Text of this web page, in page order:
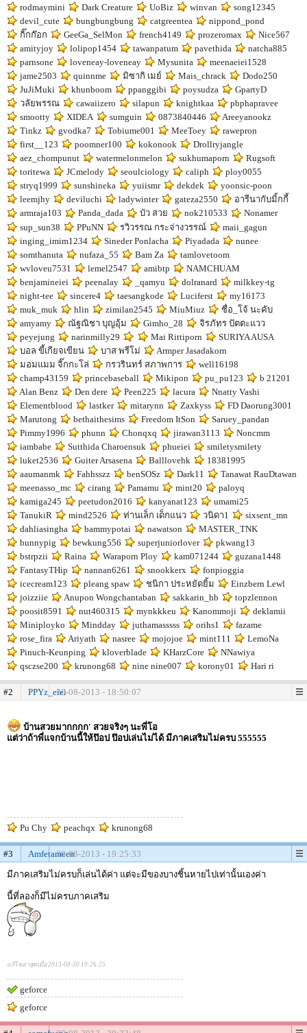
rodmaymini
Dark Creature UoBiz winvan
song12345
devil_cute
bungbungbung catgreentea
nippond_pond
กิ๊กก๊อก
GeeGa_SelMon french4149 prozeromax
Nice567
amityjoy
lolipop1454 tawanpatum pavethida
natcha885
parnsone
loveneay-loveneay Mysunita
meenaeiei1528
jame2503
quinnme มิซากิ เมย์ Mais_chrack
Dodo250
JuJiMuki
khunboom ppanggibi poysudza
GpartyD
วลัยพรรณ
cawaiizero silapun knightkaa
pbphapravee
smootty
XIDEA sumguin 0873840446
Areeyanookz
Tinkz
gvodka7 Tobiume001 MeeToey
rawepron
first__123
poomner100 kokonook
Drollryjangle
aez_chompunut
watermelonmelon sukhumaporn
Rugsoft
toritewa
JCmelody seoulciology caliph
ploy0055
stryq1999
sunshineka yuiismr dekdek
yoonsic-poon
leemjhy
deviluchi ladywinter gateza2550
อารีนากับมิ้กกี้
armraja103
Panda_dada บัว สวย nok210533
Nonamer
sup_sun38
PPuNN รวิวรรณ กระจ่างวรรณ์
maii_gagun
inging_imim1234
Sineder Ponlacha Piyadada
nunee
somthanuta
nufaza_55 Bam Za
tamlovetoom
wvloveu7531
lemel2547 amibtp
NAMCHUAM
benjamineiei
peenalay _qamyu dolranard
milkkey-tg
night-tee
sincere4 taesangkode Luciferst
my16173
muk_muk
hlin zimilan2545 MiuMiuz
ชื่อ_โจ้ นะคับ
amyamy
ณัฐณิชา บุญอุ้ม Gimho_28
จิรภัทร ปัตตะแวว
peyejung
narinmilly29 Mai Rittiporn
SURIYA AUSA
บอล ขี้เกียจเขียน
บาส พรีโม่
Armper Jasadakorn
มอมแมม จิ๊กกะโล่
กรวรินทร์ สภาพการ
well16198
champ43159
princebaseball Mikipon pu_pu123
b 21201
Alan Benz
Den dere Peen225 lacura
Nnatty Vashi
Elementblood
lastker mitarynn Zaxkyss
FD Daorung3001
Marutong
bethaithesims Freedom ItSon
Saruey_pandan
Pimmy1996
phunn Chonqxq jirawan3113
Noncmm
iambabe
Sutthida Charoensuk phueiei
smiletysmilety
luket2536
Guiter Arsasena Balllovehk
18381995
aaumanmk
Fahhsszz benSOSz Dark11
Tanawat RauDtawan
meenasso_mc
cirang Pamamu mint20
paloyq
kamiga245
peetudon2016 kanyanat123
umami25
TanukiR
mind2526 ท่านเล็ก เด็กแนว วนิดา1
sixsent_mn
dahliasingha
bammypotai nawatson
MASTER_TNK
bunnypig
bewkung556 superjuniorlover
pkwang13
bstrpzii
Raina Waraporn Ploy kam071244
guzana1448
FantasyTHip
nannan6261 snookkerx
fonpioggia
icecream123
pleang spaw ชนิกา ประหยัดยิ้ม
Einzbern Lewl
joizziie
Anupon Wongchantaban sakkarin_hb
topzlennon
poosit8591
nut460315 mynkkkeu Kanommoji
deklamii
Miniployko
Mindday juthamasssss orihs1
fazame
rose_fira
Ariyath nasree mojojoe mint111
LemoNa
Pinuch-Keunping
kloverblade KHarzCore
NNawiya
qsczse200
krunong68 nine nine007 korony01 Hari ri
#2 PPYz_eiei30-08-2013 - 18:50:07
บ้านสวยมากกกก' สวยจริงๆ นะพี่โอ
แต่ว่าถ้าพี่แจกบ้านนี้ให้ป๊อป ป๊อปเล่นไม่ได้ มีภาคเสริมไม่ครบ 555555
Pu Chy peachqx krunong68
#3 Amfetameen30-08-2013 - 19:25:33
มีภาคเสริมไม่ครบก็เล่นได้ค่า แต่จะมีของบางชิ้นหายไปเท่านั้นเองค่า
นี้ที่ลองก็มีไม่ครบภาคเสริม
แก้ไขล่าสุดเมื่อ 2013-08-30 19:26:25
geforce
geforce